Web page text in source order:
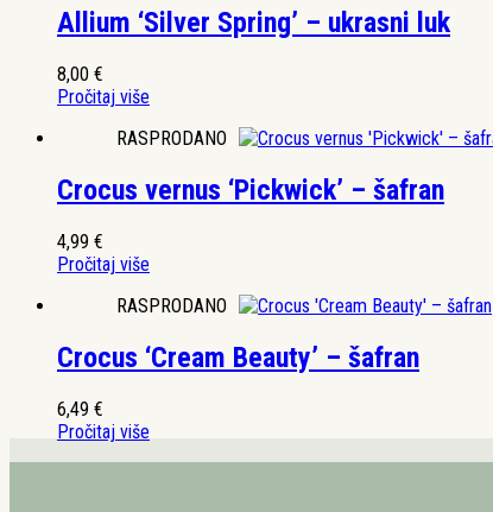
Allium ‘Silver Spring’ – ukrasni luk
8,00 €
Pročitaj više
RASPRODANO
Crocus vernus ‘Pickwick’ – šafran
4,99 €
Pročitaj više
RASPRODANO
Crocus ‘Cream Beauty’ – šafran
6,49 €
Pročitaj više